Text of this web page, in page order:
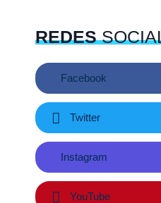
REDES
Facebook
Twitter
Instagram
YouTube